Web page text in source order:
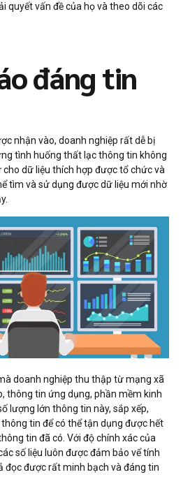
quyết vấn đề của họ và theo dõi các
đáng tin
nhận vào, doanh nghiệp rất dễ bị
tình huống thất lạc thông tin không
dữ liệu thích hợp được tổ chức và
tìm và sử dụng được dữ liệu mới nhờ
doanh nghiệp thu thập từ mạng xã
thông tin ứng dụng, phần mềm kinh
lượng lớn thông tin này, sắp xếp,
tin để có thể tận dụng được hết
tin đã có. Với độ chính xác của
số liệu luôn được đảm bảo vể tính
đọc được rất minh bạch và đáng tin